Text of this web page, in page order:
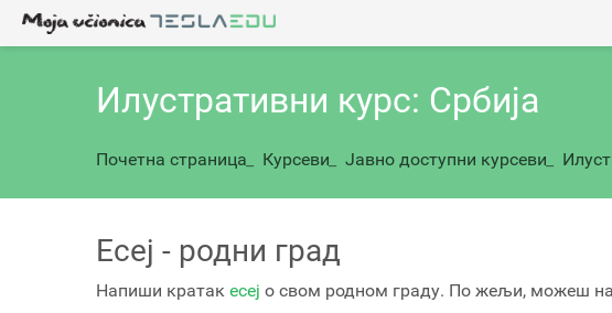
Илустративни курс: Србија
Почетна страница Курсеви Јавно доступни курсеви
Есеј - родни град
Напиши кратак есеј о свом родном граду. По жељи, можеш